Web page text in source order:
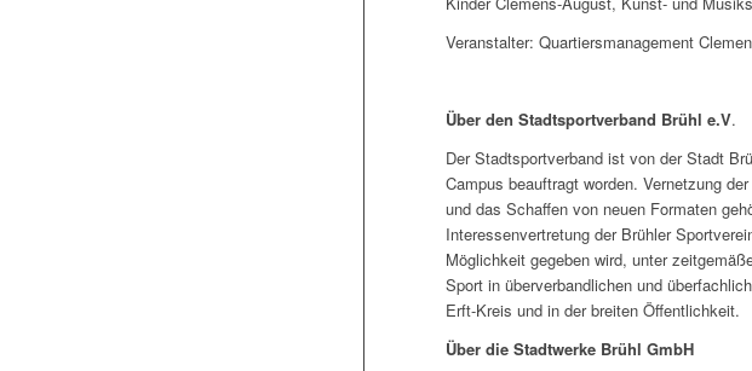
Veranstalter: Quartiersmanagement
Über den Stadtsportverband Brühl e.V.
Der Stadtsportverband ist von der Stadt
Campus beauftragt worden. Vernetzung
und das Schaffen von neuen Formaten
Interessenvertretung der Brühler
Möglichkeit gegeben wird, unter
Sport in überverbandlichen und
Erft-Kreis und in der breiten Öffentlichkeit.
Über die Stadtwerke Brühl GmbH